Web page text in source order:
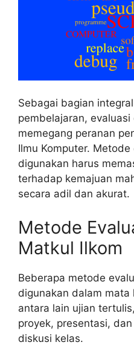
Sebagai bagian
pembelajaran, evaluasi
memegang peranan
Ilmu Komputer. Metode
digunakan harus
terhadap kemajuan
secara adil dan akurat.
Metode
Matkul Ilkom
Beberapa metode
digunakan dalam mata
antara lain ujian
proyek, presentasi,
diskusi kelas.